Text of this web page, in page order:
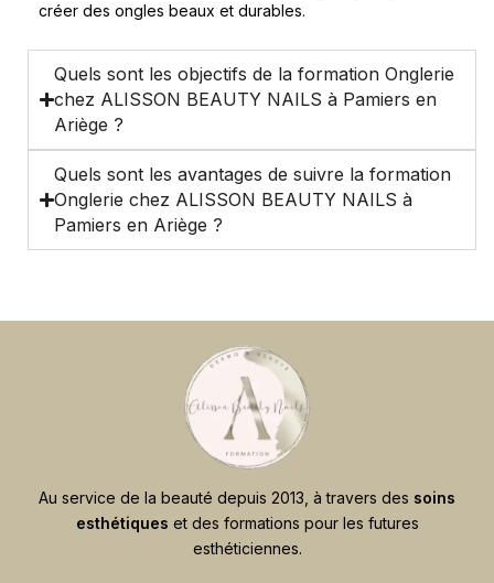
créer des ongles beaux et durables.
Quels sont les objectifs de la formation Onglerie
chez ALISSON BEAUTY NAILS à Pamiers en
Ariège ?
Quels sont les avantages de suivre la formation
Onglerie chez ALISSON BEAUTY NAILS à
Pamiers en Ariège ?
Au service de la beauté depuis 2013, à travers des soins
esthétiques et des formations pour les futures
esthéticiennes.